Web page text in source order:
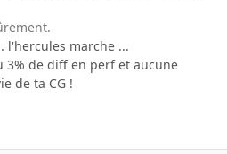
l'hercules marche ...
3% de diff en perf et aucune
de ta CG !